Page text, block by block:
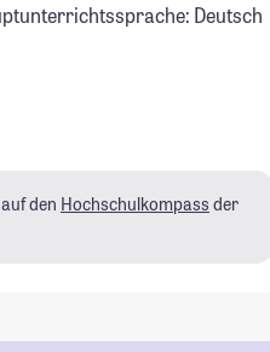
Deutsch
den Hochschulkompass der